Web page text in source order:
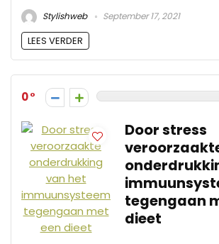
Stylishweb
September 17, 2021
LEES VERDER
0
Door stress
tegengaan
dieet